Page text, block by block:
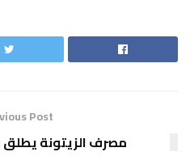
Post
مصرف الزيتونة يطلق